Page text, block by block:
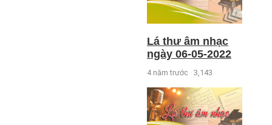
Lá thư âm nhạc
ngày 06-05-2022
4 năm trước 3,143